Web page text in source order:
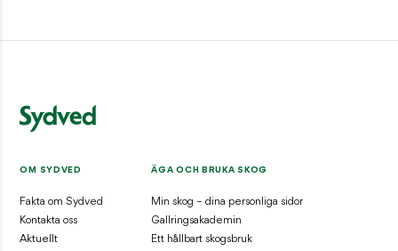
OM SYDVED
Fakta om Sydved
Kontakta oss
Aktuellt
ÄGA OCH BRUKA SKOG
Min skog – dina personliga sidor
Gallringsakademin
Ett hållbart skogsbruk